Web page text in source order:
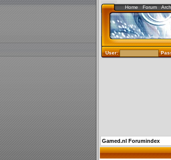
Home Forum
User:
Gamed.nl Forumindex